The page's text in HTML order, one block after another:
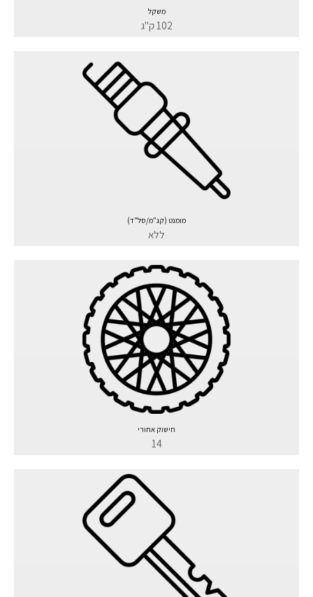
משקל
102 ק"ג
מומנט (קג"מ/סל"ד)
ללא
חישוק אחורי
14